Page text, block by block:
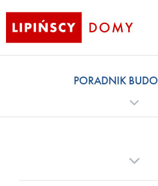
PORADNIK